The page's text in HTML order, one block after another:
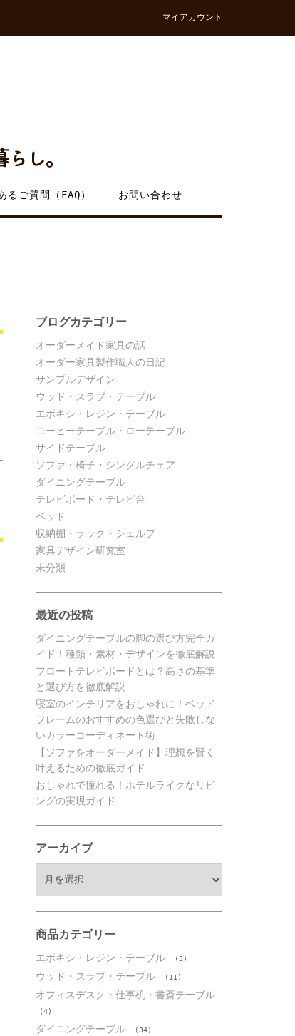
マイアカウント
るご質問（FAQ） お問い合わせ
ブログカテゴリー
オーダーメイド家具の話
オーダー家具製作職人の日記
サンプルデザイン
ウッド・スラブ・テーブル
エポキシ・レジン・テーブル
コーヒーテーブル・ローテーブル
サイドテーブル
ソファ・椅子・シングルチェア
ダイニングテーブル
テレビボード・テレビ台
ベッド
収納棚・ラック・シェルフ
家具デザイン研究室
未分類
最近の投稿
ダイニングテーブルの脚の選び方完全ガ
イド！種類・素材・デザインを徹底解説
フロートテレビボードとは？高さの基準
と選び方を徹底解説
寝室のインテリアをおしゃれに！ベッド
フレームのおすすめの色選びと失敗しな
いカラーコーディネート術
【ソファをオーダーメイド】理想を賢く
叶えるための徹底ガイド
おしゃれで憧れる！ホテルライクなリビ
ングの実現ガイド
アーカイブ
ブ
商品カテゴリー
エポキシ・レジン・テーブル (5)
ウッド・スラブ・テーブル (11)
オフィスデスク・仕事机・書斎テーブル
(4)
ダイニングテーブル (34)